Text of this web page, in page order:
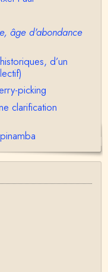
le pénis compterait
je ne vois pas no…
si il y a sans d
la citation de A,
vous évoquez les ca
d'égalité …
sont légitimes, mais p
données fon…
foutoir – même
récentes du mot
âge d'abondance
d’un
picking
clarification